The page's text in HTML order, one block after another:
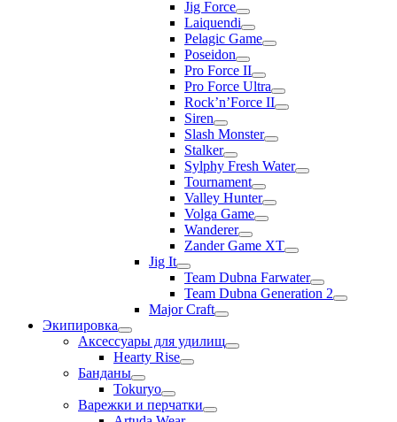
Jig Force
Laiquendi
Pelagic Game
Poseidon
Pro Force II
Pro Force Ultra
Rock’n’Force II
Siren
Slash Monster
Stalker
Sylphy Fresh Water
Tournament
Valley Hunter
Volga Game
Wanderer
Zander Game XT
Jig It
Team Dubna Farwater
Team Dubna Generation 2
Major Craft
Экипировка
Аксессуары для удилищ
Hearty Rise
Банданы
Tokuryo
Варежки и перчатки